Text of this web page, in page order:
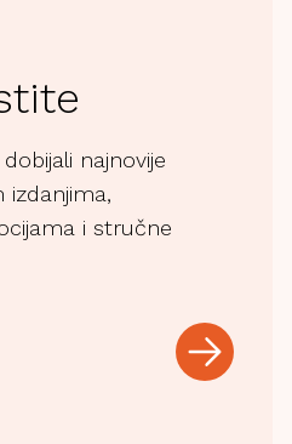
najnovije
izdanjima,
i stručne